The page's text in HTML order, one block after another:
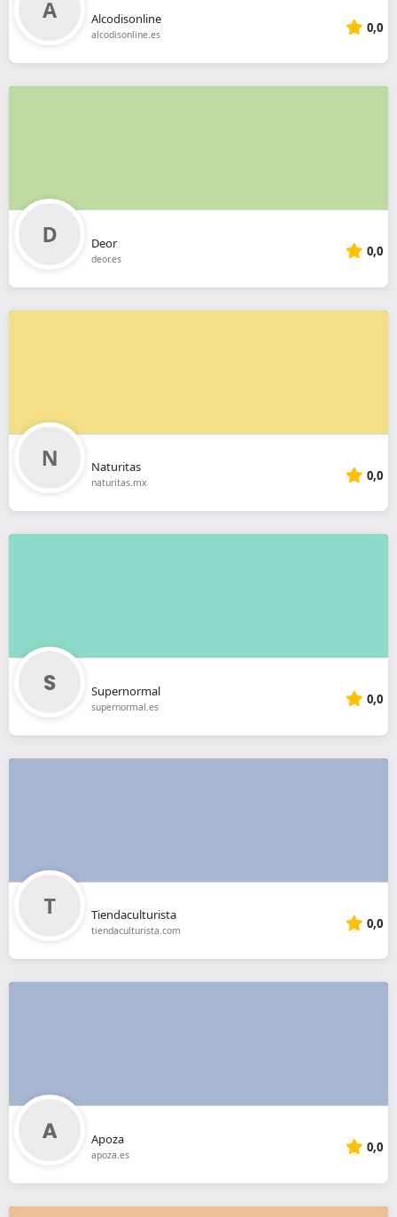
Alcodisonline
alcodisonline.es 0,0
Deor
deor.es 0,0
Naturitas
naturitas.mx 0,0
Supernormal
supernormal.es 0,0
Tiendaculturista
tiendaculturista.com 0,0
Apoza
apoza.es 0,0